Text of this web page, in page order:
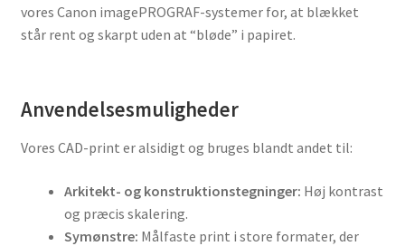
vores Canon imagePROGRAF-systemer for, at blækket
står rent og skarpt uden at “bløde” i papiret.
Anvendelsesmuligheder
Vores CAD-print er alsidigt og bruges blandt andet til:
Arkitekt- og konstruktionstegninger: Høj kontrast
og præcis skalering.
Symønstre: Målfaste print i store formater, der